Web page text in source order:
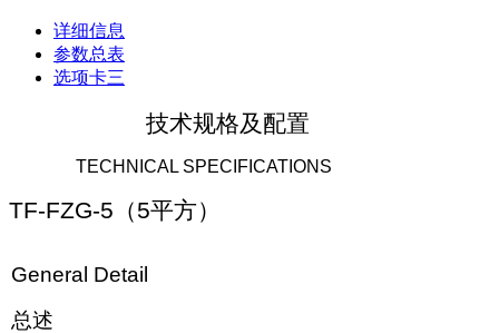
详细信息
参数总表
选项卡三
技术规格及配置
TECHNICAL SPECIFICATIONS
TF-FZG-5 （5平方）
General Detail
总述